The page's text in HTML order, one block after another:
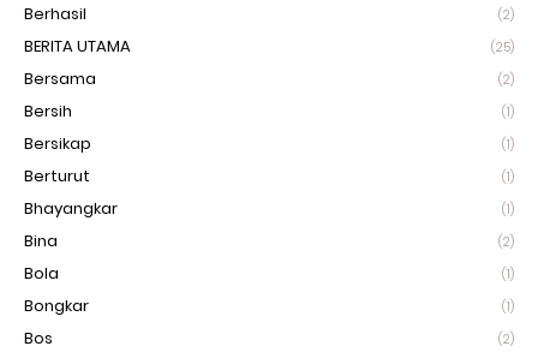
Berhasil (2)
BERITA UTAMA (25)
Bersama (2)
Bersih (1)
Bersikap (1)
Berturut (1)
Bhayangkar (1)
Bina (2)
Bola (1)
Bongkar (1)
Bos (2)